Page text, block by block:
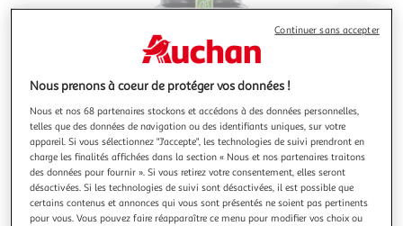
d'aide
à
Nous prenons à coeur de protéger vos données !
Nous et nos 68 partenaires stockons et accédons à des données personnelles,
telles que des données de navigation ou des identifiants uniques, sur votre
appareil. Si vous sélectionnez "J'accepte", les technologies de suivi prendront en
charge les finalités affichées dans la section « Nous et nos partenaires traitons
des données pour fournir ». Si vous retirez votre consentement, elles seront
désactivées. Si les technologies de suivi sont désactivées, il est possible que
certains contenus et annonces qui vous sont présentés ne soient pas pertinents
pour vous. Vous pouvez faire réapparaître ce menu pour modifier vos choix ou
Continuer sans accepter